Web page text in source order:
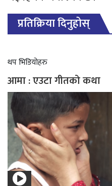
प्रतिक्रिया दिनुहोस्
थप भिडियोहरु
आमा : एउटा गीतको कथा